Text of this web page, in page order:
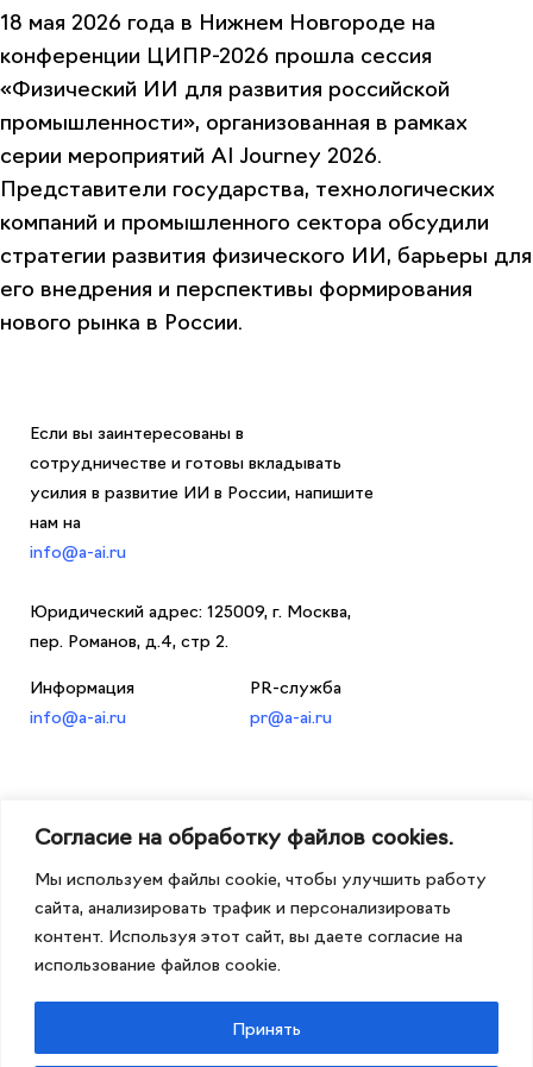
Согласие на обработку файлов cookies.
Мы используем файлы cookie, чтобы улучшить работу
сайта, анализировать трафик и персонализировать
контент. Используя этот сайт, вы даете согласие на
использование файлов cookie.
Принять
18 мая 2026 года в Нижнем Новгороде на
конференции ЦИПР-2026 прошла сессия
«Физический ИИ для развития российской
промышленности», организованная в рамках
серии мероприятий AI Journey 2026.
Представители государства, технологических
компаний и промышленного сектора обсудили
стратегии развития физического ИИ, барьеры для
его внедрения и перспективы формирования
нового рынка в России.
Если вы заинтересованы в
сотрудничестве и готовы вкладывать
усилия в развитие ИИ в России, напишите
нам на
info@a-ai.ru
Юридический адрес: 125009, г. Москва,
пер. Романов, д.4, стр 2.
Информация
info@a-ai.ru
PR-служба
pr@a-ai.ru
Об Альянсе
Опыт применения